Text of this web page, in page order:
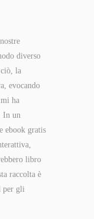
diverso
ciò, la
evocando
ha
In un
ebook gratis
libro
raccolta è
per gli